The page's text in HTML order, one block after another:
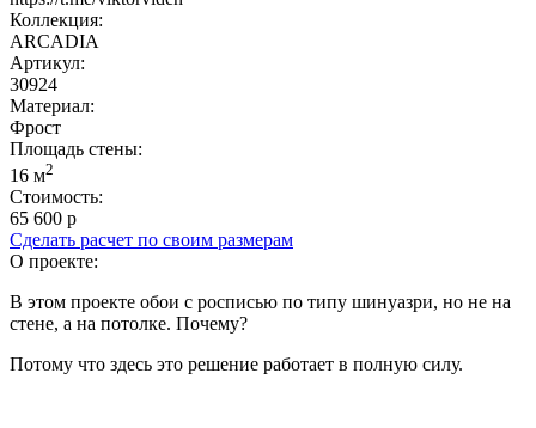
Коллекция:
ARCADIA
Артикул:
30924
Материал:
Фрост
Площадь cтены:
16 м2
Стоимость:
65 600 р
Сделать расчет по своим размерам
О проекте:
В этом проекте обои с росписью по типу шинуазри, но не на
стене, а на потолке. Почему?
Потому что здесь это решение работает в полную силу.